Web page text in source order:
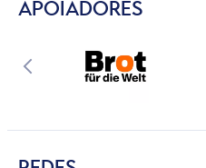
APOIADORES